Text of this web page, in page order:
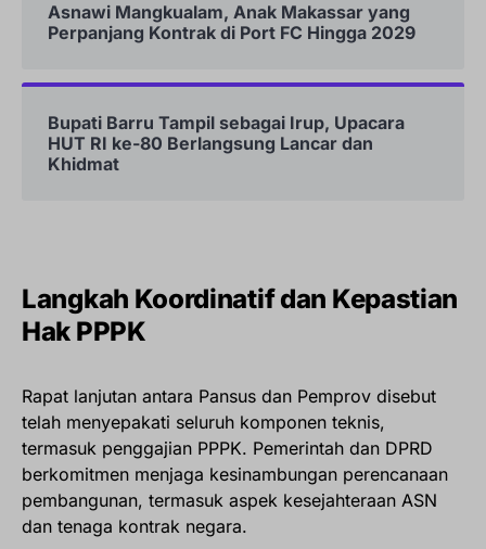
Asnawi Mangkualam, Anak Makassar yang
Perpanjang Kontrak di Port FC Hingga 2029
Bupati Barru Tampil sebagai Irup, Upacara
HUT RI ke-80 Berlangsung Lancar dan
Khidmat
Langkah Koordinatif dan Kepastian
Hak PPPK
Rapat lanjutan antara Pansus dan Pemprov disebut
telah menyepakati seluruh komponen teknis,
termasuk penggajian PPPK. Pemerintah dan DPRD
berkomitmen menjaga kesinambungan perencanaan
pembangunan, termasuk aspek kesejahteraan ASN
dan tenaga kontrak negara.